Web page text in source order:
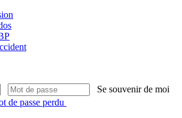
Se souvenir de moi
de passe perdu